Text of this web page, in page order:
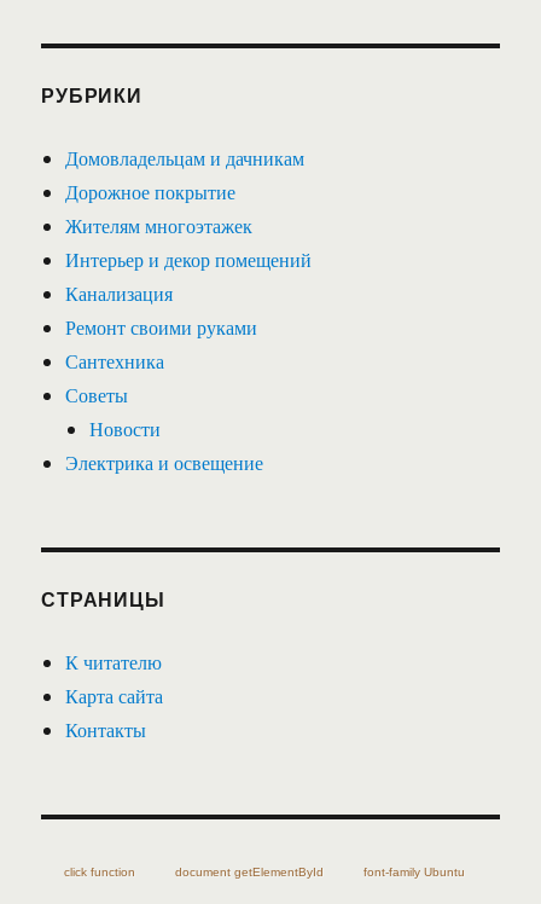
РУБРИКИ
Домовладельцам и дачникам
Дорожное покрытие
Жителям многоэтажек
Интерьер и декор помещений
Канализация
Ремонт своими руками
Сантехника
Советы
Новости
Электрика и освещение
СТРАНИЦЫ
К читателю
Карта сайта
Контакты
click function document getElementById font-family Ubuntu